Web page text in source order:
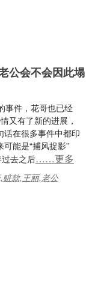
公会不会因此塌
事件，花哥也已经
又有了新的进展，
话在很多事件中都印
能是“捕风捉影”
去之后……更多
赃款,王丽,老公